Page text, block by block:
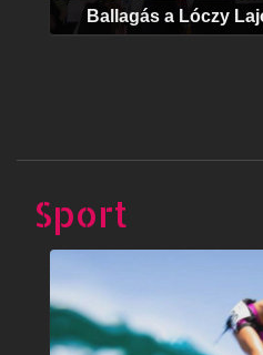
Ballagás a Lóczy
Sport